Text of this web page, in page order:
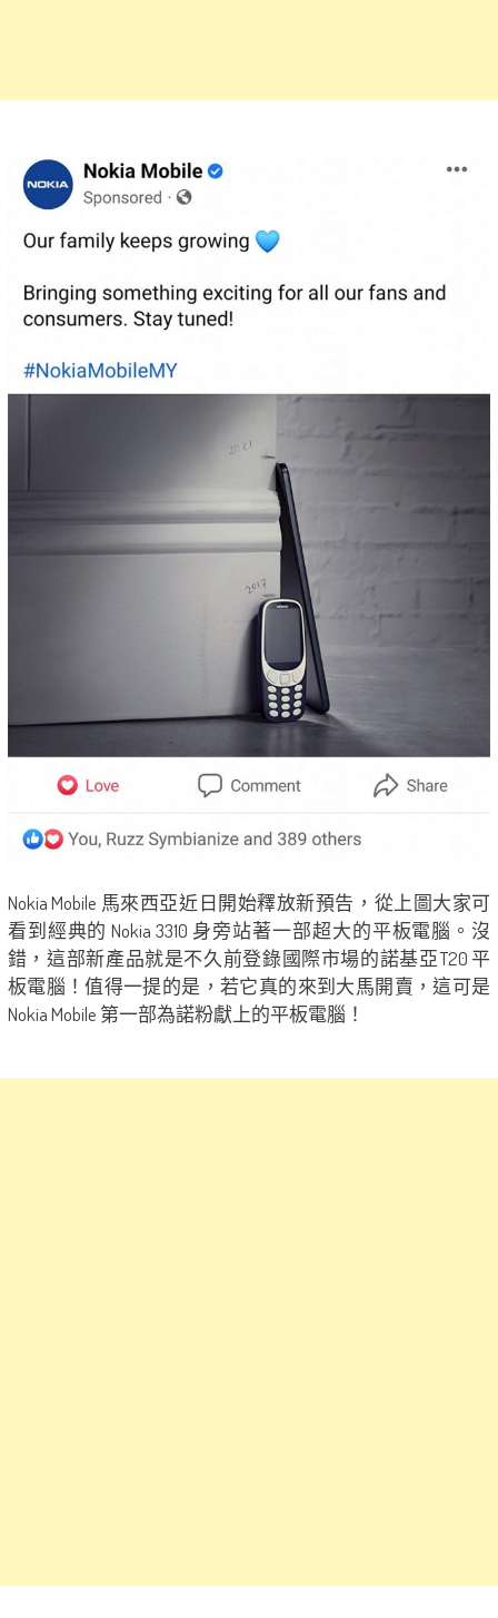
Nokia Mobile 馬來西亞近日開始釋放新預告，從上圖大家可
看到經典的 Nokia 3310 身旁站著一部超大的平板電腦。沒
錯，這部新產品就是不久前登錄國際市場的諾基亞T20 平
板電腦！值得一提的是，若它真的來到大馬開賣，這可是
Nokia Mobile 第一部為諾粉獻上的平板電腦！